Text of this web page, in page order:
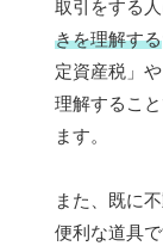
取引をする人
きを理解する
定資産税」
理解するこ
ます。
また、既に
便利な道具